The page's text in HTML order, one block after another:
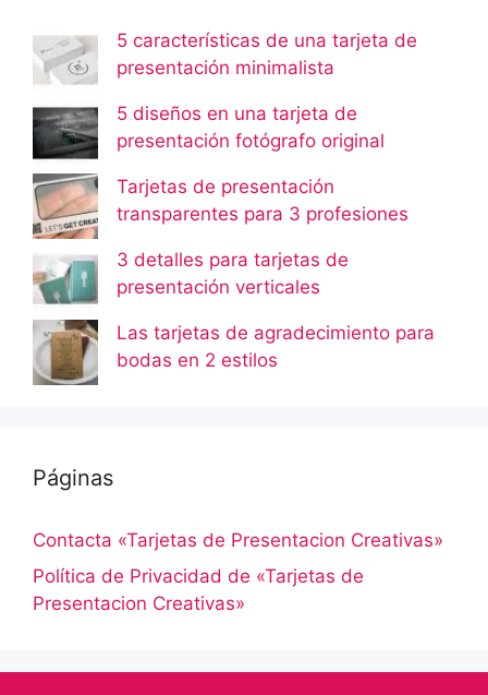
5 características de una tarjeta de
presentación minimalista
5 diseños en una tarjeta de
presentación fotógrafo original
Tarjetas de presentación
transparentes para 3 profesiones
3 detalles para tarjetas de
presentación verticales
Las tarjetas de agradecimiento para
bodas en 2 estilos
Páginas
Contacta «Tarjetas de Presentacion Creativas»
Política de Privacidad de «Tarjetas de
Presentacion Creativas»